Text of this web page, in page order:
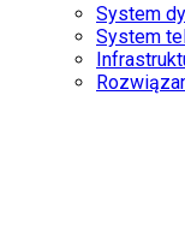
System
System